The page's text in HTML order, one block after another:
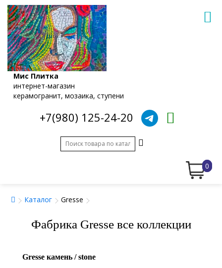
Мис Плитка
интернет-магазин
керамогранит, мозаика, ступени
+7(980) 125-24-20
0
Каталог Gresse
Фабрика Gresse все коллекции
Gresse камень / stone